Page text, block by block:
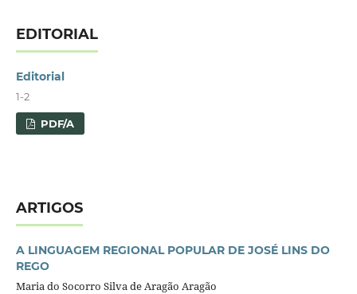
EDITORIAL
Editorial
1-2
PDF/A
ARTIGOS
A LINGUAGEM REGIONAL POPULAR DE JOSÉ LINS DO
REGO
Maria do Socorro Silva de Aragão Aragão